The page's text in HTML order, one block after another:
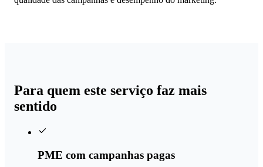
Para quem este serviço faz mais
sentido
PME com campanhas pagas